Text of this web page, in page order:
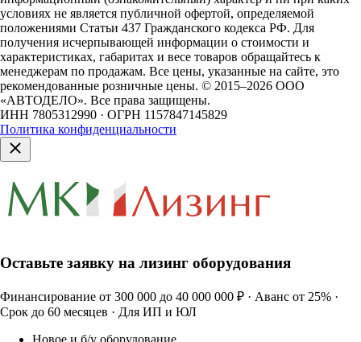
условиях не является публичной офертой, определяемой
положениями Статьи 437 Гражданского кодекса РФ. Для
получения исчерпывающей информации о стоимости и
характеристиках, габаритах и весе товаров обращайтесь к
менеджерам по продажам. Все цены, указанные на сайте, это
рекомендованные розничные цены. © 2015–2026 ООО
«АВТОДЕЛО». Все права защищены.
ИНН 7805312990 · ОГРН 1157847145829
Политика конфиденциальности
Оставьте заявку на лизинг оборудования
Финансирование от 300 000 до 40 000 000 ₽ · Аванс от 25% ·
Срок до 60 месяцев · Для ИП и ЮЛ
Новое и б/у оборудование